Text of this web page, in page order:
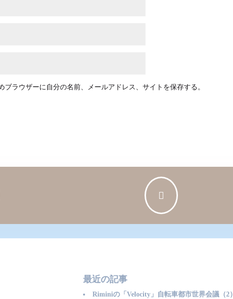
ブラウザーに自分の名前、メールアドレス、サイトを保存する。

最近の記事
Riminiの「Velocity」自転車都市世界会議（2）